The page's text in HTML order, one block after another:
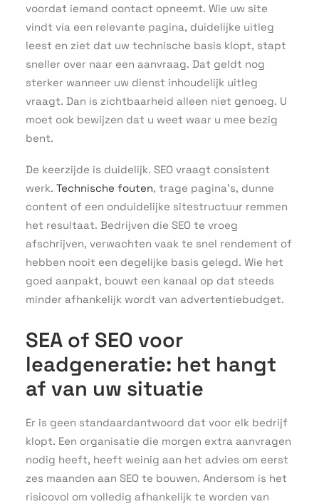
voordat iemand contact opneemt. Wie uw site
vindt via een relevante pagina, duidelijke uitleg
leest en ziet dat uw technische basis klopt, stapt
sneller over naar een aanvraag. Dat geldt nog
sterker wanneer uw dienst inhoudelijk uitleg
vraagt. Dan is zichtbaarheid alleen niet genoeg. U
moet ook bewijzen dat u weet waar u mee bezig
bent.
De keerzijde is duidelijk. SEO vraagt consistent
werk. Technische fouten, trage pagina’s, dunne
content of een onduidelijke sitestructuur remmen
het resultaat. Bedrijven die SEO te vroeg
afschrijven, verwachten vaak te snel rendement of
hebben nooit een degelijke basis gelegd. Wie het
goed aanpakt, bouwt een kanaal op dat steeds
minder afhankelijk wordt van advertentiebudget.
SEA of SEO voor
leadgeneratie: het hangt
af van uw situatie
Er is geen standaardantwoord dat voor elk bedrijf
klopt. Een organisatie die morgen extra aanvragen
nodig heeft, heeft weinig aan het advies om eerst
zes maanden aan SEO te bouwen. Andersom is het
risicovol om volledig afhankelijk te worden van